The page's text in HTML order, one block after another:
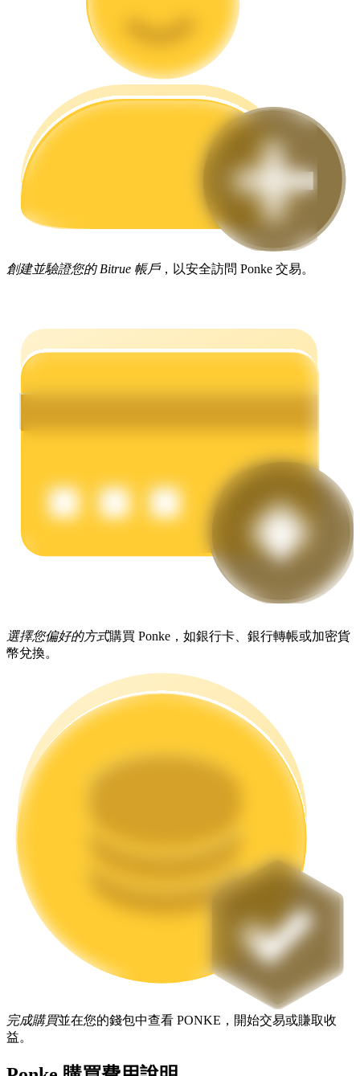
合約功能使用指南
交易策略
使您的資產穩定增值
活期質押獲得熱門資產
創建並驗證您的 Bitrue 帳戶，以安全訪問 Ponke 交易。
選擇您偏好的方式購買 Ponke，如銀行卡、銀行轉帳或加密貨
幣兌換。
完成購買並在您的錢包中查看 PONKE，開始交易或賺取收
益。